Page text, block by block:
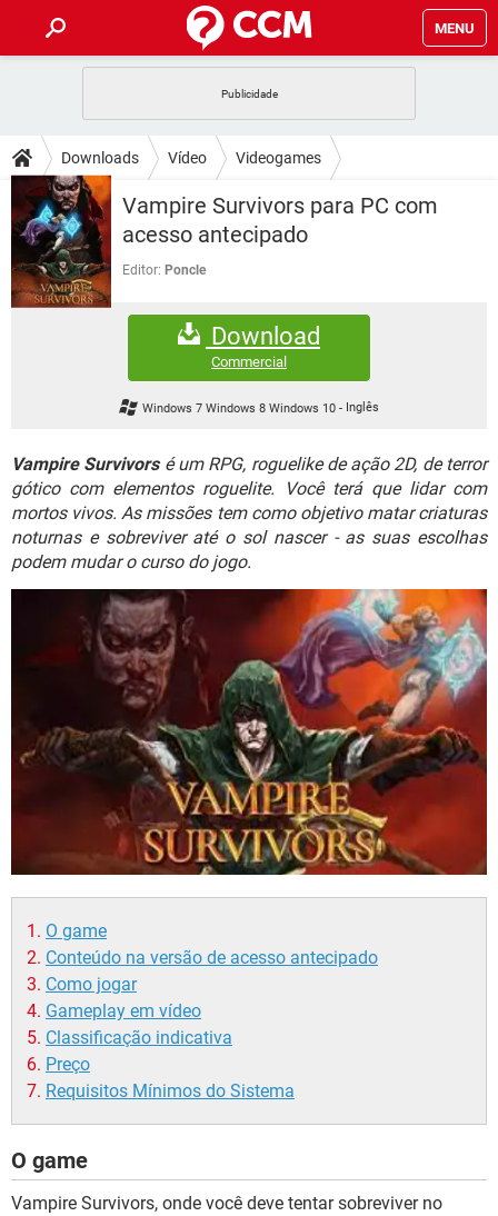
MENU
CELULAR FACEBOOK
OUTLOOK EXCEL
INSTAGRAM GMAIL
GUIA DE COMPRAS
DICAS
JOGOS WHATSAPP
CELULAR FACEBOOK
OUTLOOK
INSTAGRAM
DOWNLOADS
JOGOS WHATSAPP
CELULAR
EXCEL
GMAIL
FÓRUM
JOGOS
FACEBOOK
EXCEL
GMAIL
GLOSSÁRIO
WHATSAPP
INSTAGRAM GMAIL
GUIA DE COMPRAS
Downloads Vídeo Videogames
Vampire Survivors para PC com
acesso antecipado
Editor: Poncle
Download
Commercial
Windows 7 Windows 8 Windows 10 - Inglês
Vampire Survivorsé um RPG, roguelike de ação 2D, de terror
gótico com elementos roguelite. Você terá que lidar com
mortos vivos. As missões tem como objetivo matar criaturas
noturnas e sobreviver até o sol nascer - as suas escolhas
podem mudar o curso do jogo.
O game
Conteúdo na versão de acesso antecipado
Como jogar
Gameplay em vídeo
Classificação indicativa
Preço
Requisitos Mínimos do Sistema
O game
Vampire Survivors, onde você deve tentar sobreviver no